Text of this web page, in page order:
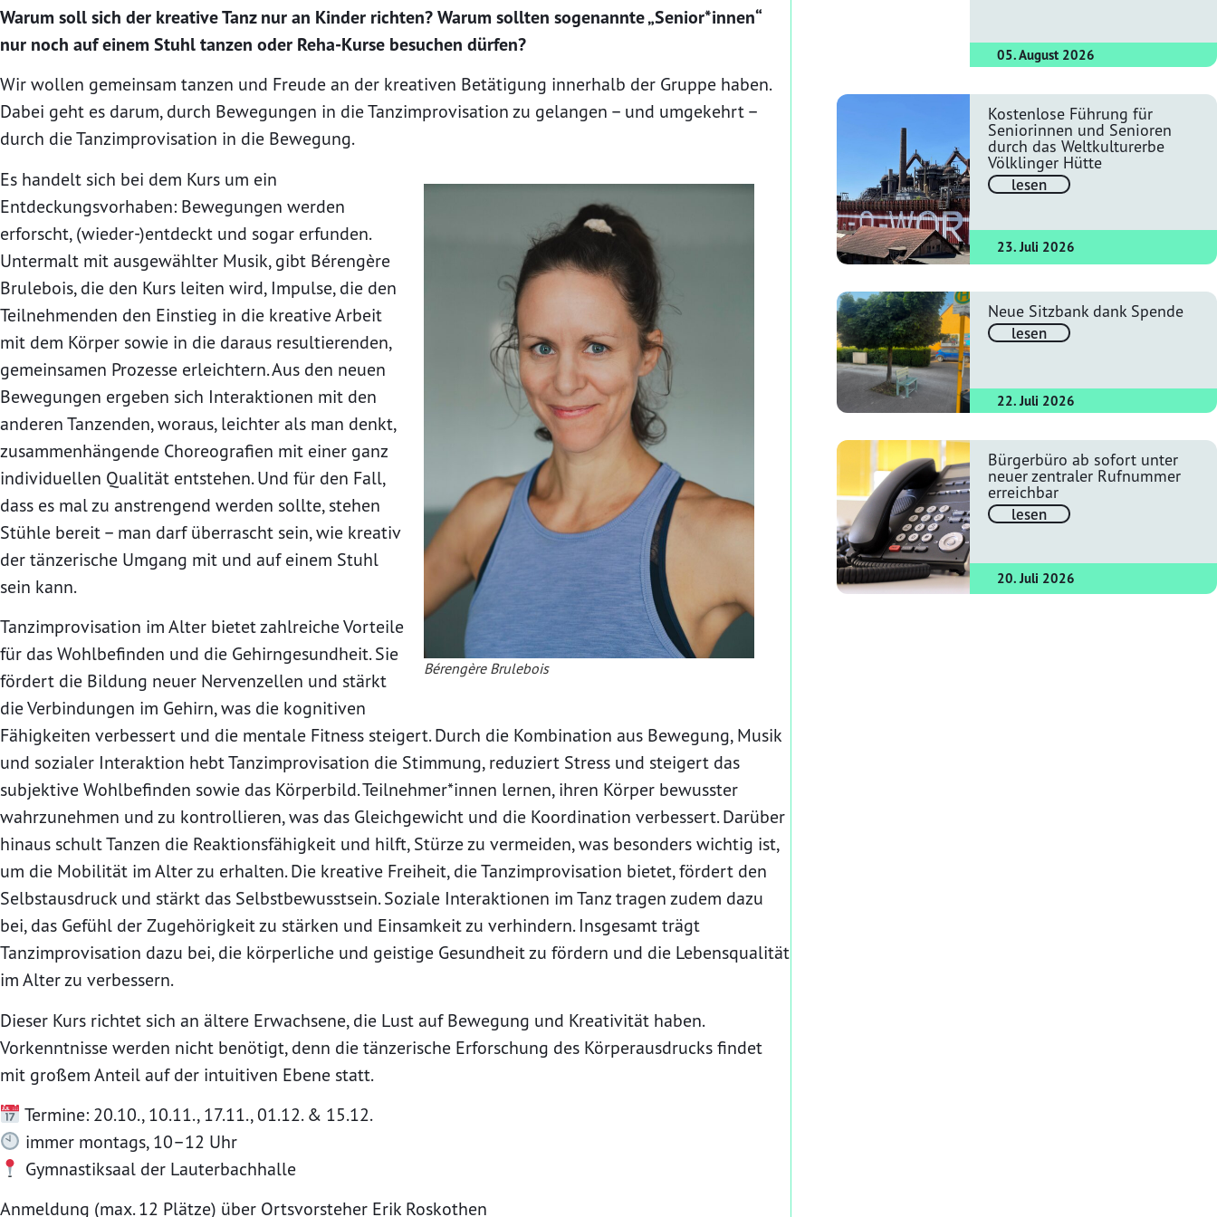
Warum soll sich der kreative Tanz nur an Kinder richten? Warum sollten sogenannte „Senior*innen“
nur noch auf einem Stuhl tanzen oder Reha-Kurse besuchen dürfen?
Wir wollen gemeinsam tanzen und Freude an der kreativen Betätigung innerhalb der Gruppe haben.
Dabei geht es darum, durch Bewegungen in die Tanzimprovisation zu gelangen – und umgekehrt –
durch die Tanzimprovisation in die Bewegung.
Bérengère Brulebois
Es handelt sich bei dem Kurs um ein
Entdeckungsvorhaben: Bewegungen werden
erforscht, (wieder-)entdeckt und sogar erfunden.
Untermalt mit ausgewählter Musik, gibt Bérengère
Brulebois, die den Kurs leiten wird, Impulse, die den
Teilnehmenden den Einstieg in die kreative Arbeit
mit dem Körper sowie in die daraus resultierenden,
gemeinsamen Prozesse erleichtern. Aus den neuen
Bewegungen ergeben sich Interaktionen mit den
anderen Tanzenden, woraus, leichter als man denkt,
zusammenhängende Choreografien mit einer ganz
individuellen Qualität entstehen. Und für den Fall,
dass es mal zu anstrengend werden sollte, stehen
Stühle bereit – man darf überrascht sein, wie kreativ
der tänzerische Umgang mit und auf einem Stuhl
sein kann.
Tanzimprovisation im Alter bietet zahlreiche Vorteile
für das Wohlbefinden und die Gehirngesundheit. Sie
fördert die Bildung neuer Nervenzellen und stärkt
die Verbindungen im Gehirn, was die kognitiven
Fähigkeiten verbessert und die mentale Fitness steigert. Durch die Kombination aus Bewegung, Musik
und sozialer Interaktion hebt Tanzimprovisation die Stimmung, reduziert Stress und steigert das
subjektive Wohlbefinden sowie das Körperbild. Teilnehmer*innen lernen, ihren Körper bewusster
wahrzunehmen und zu kontrollieren, was das Gleichgewicht und die Koordination verbessert. Darüber
hinaus schult Tanzen die Reaktionsfähigkeit und hilft, Stürze zu vermeiden, was besonders wichtig ist,
um die Mobilität im Alter zu erhalten. Die kreative Freiheit, die Tanzimprovisation bietet, fördert den
Selbstausdruck und stärkt das Selbstbewusstsein. Soziale Interaktionen im Tanz tragen zudem dazu
bei, das Gefühl der Zugehörigkeit zu stärken und Einsamkeit zu verhindern. Insgesamt trägt
Tanzimprovisation dazu bei, die körperliche und geistige Gesundheit zu fördern und die Lebensqualität
im Alter zu verbessern.
Dieser Kurs richtet sich an ältere Erwachsene, die Lust auf Bewegung und Kreativität haben.
Vorkenntnisse werden nicht benötigt, denn die tänzerische Erforschung des Körperausdrucks findet
mit großem Anteil auf der intuitiven Ebene statt.
Termine: 20.10., 10.11., 17.11., 01.12. & 15.12.
immer montags, 10–12 Uhr
Gymnastiksaal der Lauterbachhalle
Anmeldung (max. 12 Plätze) über Ortsvorsteher Erik Roskothen
05. August 2026
Kostenlose Führung für
Seniorinnen und Senioren
durch das Weltkulturerbe
Völklinger Hütte
lesen
23. Juli 2026
Neue Sitzbank dank Spende
lesen
22. Juli 2026
Bürgerbüro ab sofort unter
neuer zentraler Rufnummer
erreichbar
lesen
20. Juli 2026